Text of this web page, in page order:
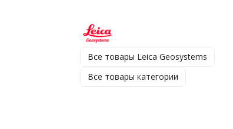
Все товары Leica Geosystems
Все товары категории